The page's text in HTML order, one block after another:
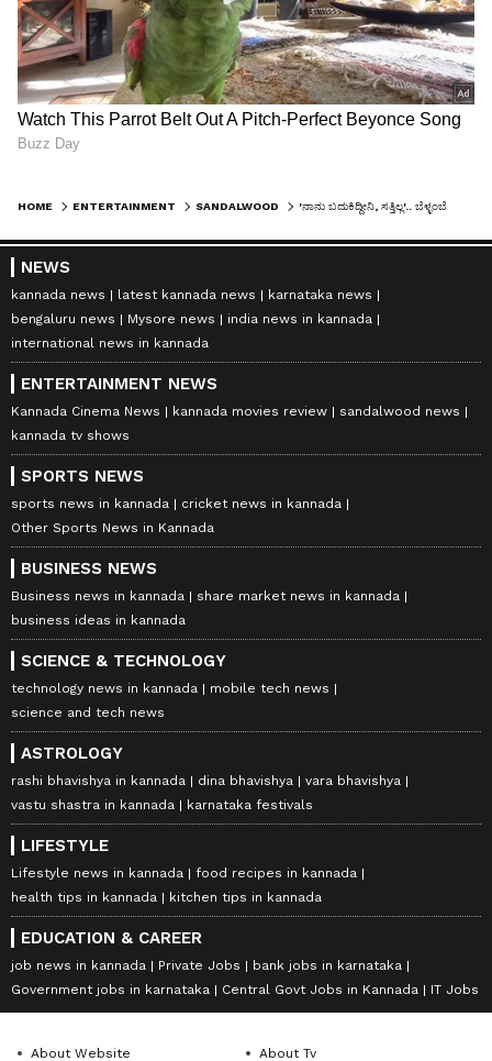
HOME ENTERTAINMENT SANDALWOOD
NEWS
kannada news latest kannada news
karnataka news
bengaluru news
Mysore news
india news in kannada
international news in kannada
ENTERTAINMENT NEWS
Kannada Cinema News kannada movies review
sandalwood news
kannada tv shows
SPORTS NEWS
sports news in kannada
cricket news in kannada
Other Sports News in Kannada
BUSINESS NEWS
Business news in kannada
share market news in kannada
business ideas in kannada
SCIENCE & TECHNOLOGY
technology news in kannada
mobile tech news
science and tech news
ASTROLOGY
rashi bhavishya in kannada dina bhavishya
vara bhavishya
vastu shastra in kannada
karnataka festivals
LIFESTYLE
Lifestyle news in kannada
food recipes in kannada
health tips in kannada
kitchen tips in kannada
EDUCATION & CAREER
job news in kannada Private Jobs
bank jobs in karnataka
Government jobs in karnataka
Central Govt Jobs in Kannada IT Jobs
About Website About Tv